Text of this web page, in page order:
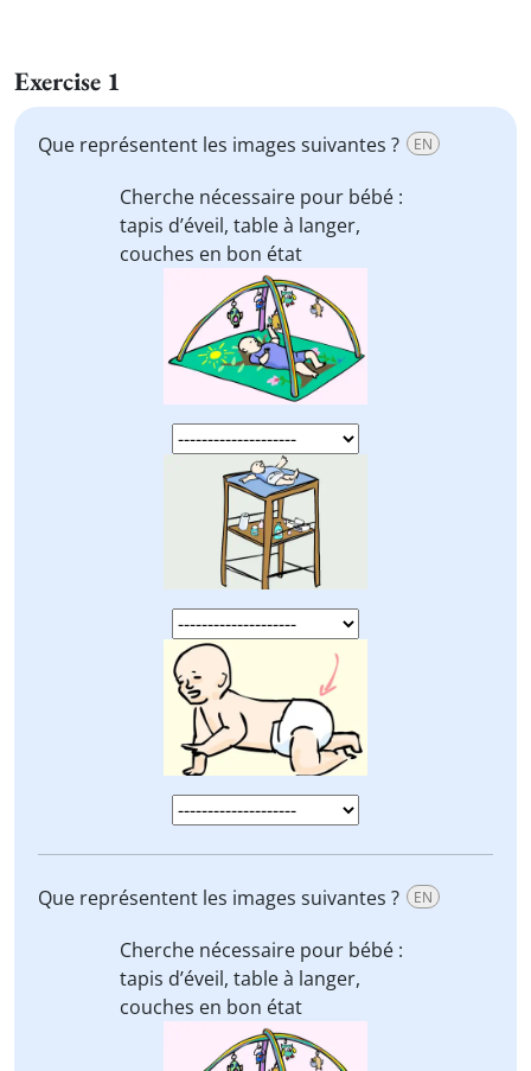
Exercise 1
Que représentent les images suivantes ? EN
Cherche nécessaire pour bébé :
tapis d’éveil, table à langer,
couches en bon état
Que représentent les images suivantes ? EN
Cherche nécessaire pour bébé :
tapis d’éveil, table à langer,
couches en bon état